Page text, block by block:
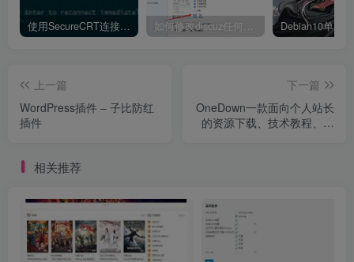
使用SecureCRT连接Ubuntu20.04报错：Key exchange failed. No compatible key exchange method.
上一篇
WordPress插件 – 子比防红
插件
下一篇
OneDown一款面向个人站长
的资源下载、技术教程、内
相关推荐